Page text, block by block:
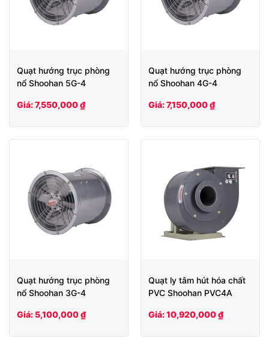
Quạt hướng trục phòng
nổ Shoohan 5G-4
Giá: 7,550,000 ₫
Quạt hướng trục phòng
nổ Shoohan 4G-4
Giá: 7,150,000 ₫
Quạt hướng trục phòng
nổ Shoohan 3G-4
Giá: 5,100,000 ₫
Quạt ly tâm hút hóa chất
PVC Shoohan PVC4A
Giá: 10,920,000 ₫